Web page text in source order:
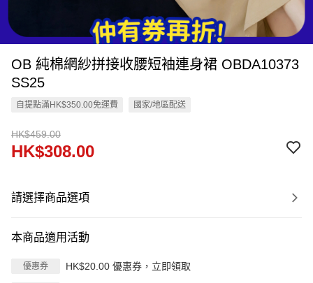
OB 純棉網紗拼接收腰短袖連身裙 OBDA10373
SS25
自提點滿HK$350.00免運費 國家/地區配送
HK$459.00
HK$308.00
請選擇商品選項
本商品適用活動
優惠券 HK$20.00 優惠券，立即領取